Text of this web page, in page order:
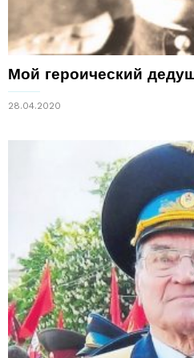
Мой героический
28.04.2020